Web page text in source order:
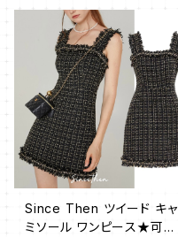
Since Then ツイード キャ
ミソール ワンピース★可愛